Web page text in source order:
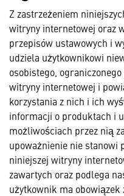
Z zastrzeżeniem
witryny internetowej oraz
przepisów ustawowych i
udziela użytkownikowi
osobistego,
witryny internetowej i
korzystania z nich i ich
informacji o produktach i
możliwościach przez nią
upoważnienie nie stanowi
niniejszej witryny
zawartych oraz podlega
użytkownik ma